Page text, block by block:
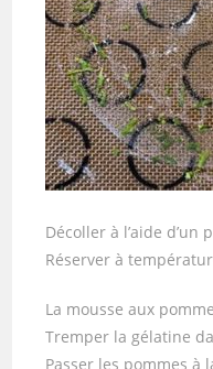
Décoller à l’aide d’un
Réserver à
La mousse aux
Tremper la gélatine
Passer les pommes